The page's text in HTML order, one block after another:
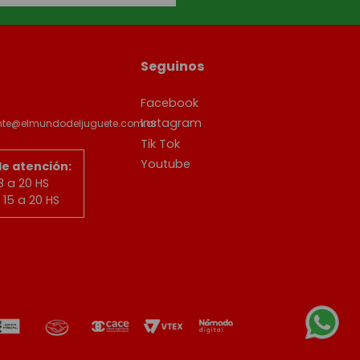
atención:
a 20 HS
a 20 HS
Seguinos
Facebook
Instagram
Tik Tok
Youtube